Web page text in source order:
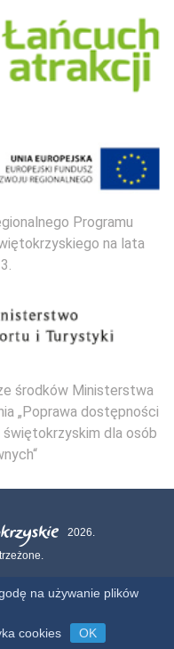
Programu
na lata
środków Ministerstwa
„Poprawa dostępności
dla osób
2026.
na używanie plików
cookies OK